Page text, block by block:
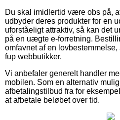
Du skal imidlertid være obs på,
udbyder deres produkter for en
uforståeligt attraktiv, så kan det
på en uægte e-forretning.
omfavnet af en
fup webbutikker.
Vi anbefaler generelt handler
mobilen. Som en alternativ
afbetalingstilbud fra for
at afbetale beløbet over tid.